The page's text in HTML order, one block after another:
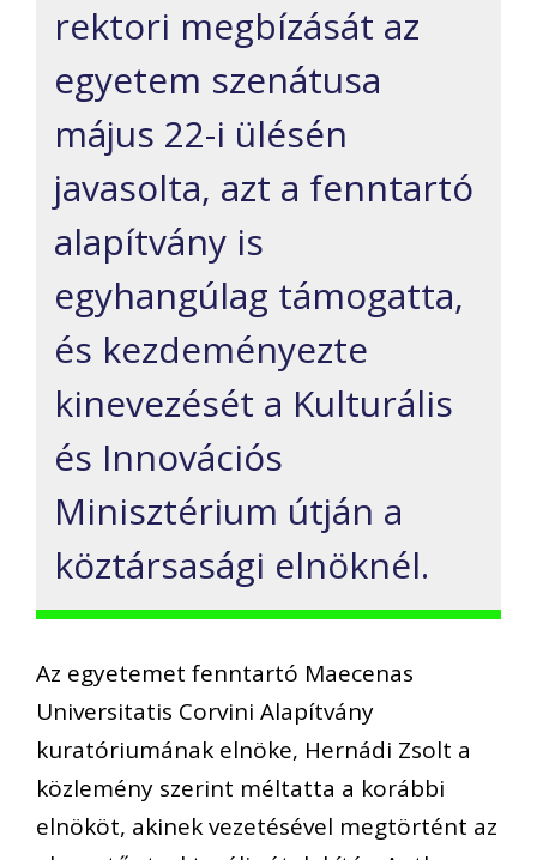
rektori megbízását az
egyetem szenátusa
május 22-i ülésén
javasolta, azt a fenntartó
alapítvány is
egyhangúlag támogatta,
és kezdeményezte
kinevezését a Kulturális
és Innovációs
Minisztérium útján a
köztársasági elnöknél.
Az egyetemet fenntartó Maecenas
Universitatis Corvini Alapítvány
kuratóriumának elnöke, Hernádi Zsolt a
közlemény szerint méltatta a korábbi
elnököt, akinek vezetésével megtörtént az